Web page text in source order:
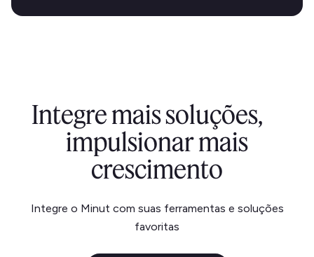
Integre mais soluções,
impulsionar mais
crescimento
Integre o Minut com suas ferramentas e soluções
favoritas